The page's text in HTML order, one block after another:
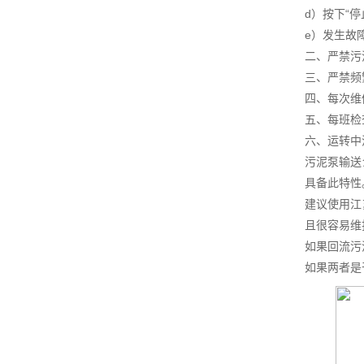
d）按下“
e）发生故
二、严禁
三、严禁
四、每次
五、每班
六、运转
污泥泵输
具备此特性
建议使用
且很容易
如果回流
如果两者